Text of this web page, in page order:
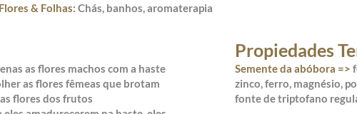
& Folhas: Chás, banhos, aromaterapia
as flores machos com a haste
as flores fêmeas que brotam
flores dos frutos
Propiedades
Semente da abóbora =>
zinco, ferro, magnésio,
fonte de triptofano